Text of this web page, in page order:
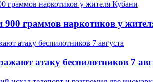
900 граммов наркотиков у
атаку беспилотников 7